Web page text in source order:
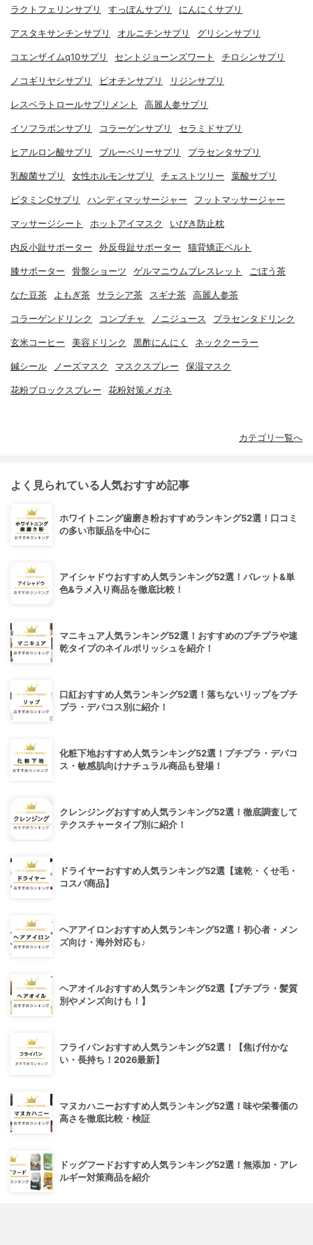
ラクトフェリンサプリ すっぽんサプリ にんにくサプリ
アスタキサンチンサプリ オルニチンサプリ グリシンサプリ
コエンザイムq10サプリ セントジョーンズワート チロシンサプリ
ノコギリヤシサプリ ビオチンサプリ リジンサプリ
レスベラトロールサプリメント 高麗人参サプリ
イソフラボンサプリ コラーゲンサプリ セラミドサプリ
ヒアルロン酸サプリ ブルーベリーサプリ プラセンタサプリ
乳酸菌サプリ 女性ホルモンサプリ チェストツリー 葉酸サプリ
ビタミンCサプリ ハンディマッサージャー フットマッサージャー
マッサージシート ホットアイマスク いびき防止枕
内反小趾サポーター 外反母趾サポーター 猫背矯正ベルト
膝サポーター 骨盤ショーツ ゲルマニウムブレスレット ごぼう茶
なた豆茶 よもぎ茶 サラシア茶 スギナ茶 高麗人参茶
コラーゲンドリンク コンブチャ ノニジュース プラセンタドリンク
玄米コーヒー 美容ドリンク 黒酢にんにく ネッククーラー
鍼シール ノーズマスク マスクスプレー 保湿マスク
花粉ブロックスプレー 花粉対策メガネ
カテゴリ一覧へ
よく見られている人気おすすめ記事
ホワイトニング歯磨き粉おすすめランキング52選！口コミ
の多い市販品を中心に
アイシャドウおすすめ人気ランキング52選！パレット&単
色&ラメ入り商品を徹底比較！
マニキュア人気ランキング52選！おすすめのプチプラや速
乾タイプのネイルポリッシュを紹介！
口紅おすすめ人気ランキング52選！落ちないリップをプチ
プラ・デパコス別に紹介！
化粧下地おすすめ人気ランキング52選！プチプラ・デパコ
ス・敏感肌向けナチュラル商品も登場！
クレンジングおすすめ人気ランキング52選！徹底調査して
テクスチャータイプ別に紹介！
ドライヤーおすすめ人気ランキング52選【速乾・くせ毛・
コスパ商品】
ヘアアイロンおすすめ人気ランキング52選！初心者・メン
ズ向け・海外対応も♪
ヘアオイルおすすめ人気ランキング52選【プチプラ・髪質
別やメンズ向けも！】
フライパンおすすめ人気ランキング52選！【焦げ付かな
い・長持ち！2026最新】
マヌカハニーおすすめ人気ランキング52選！味や栄養価の
高さを徹底比較・検証
ドッグフードおすすめ人気ランキング52選！無添加・アレ
ルギー対策商品を紹介